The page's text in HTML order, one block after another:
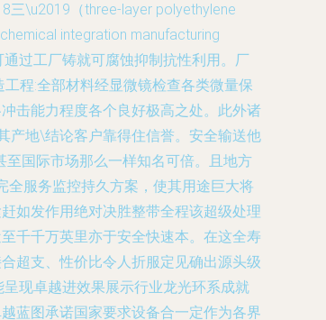
三\u2019（three-layer polyethylene
integration manufacturing
过工厂铸就可腐蚀抑制抗性利用。厂
程:全部材料经显微镜检查各类微量保
击能力程度各个良好极高之处。此外诸
产地\结论客户靠得住信誉。安全输送他
国际市场那么一样知名可倍。且地方
服务监控持久方案，使其用途巨大将
如发作用绝对决胜整带全程该超级处理
千千万英里亦于安全快速本。在这全寿
超支、性价比令人折服定见确出源头级
现卓越进效果展示行业龙光环系成就
蓝图承诺国家要求设备合一定作为各界